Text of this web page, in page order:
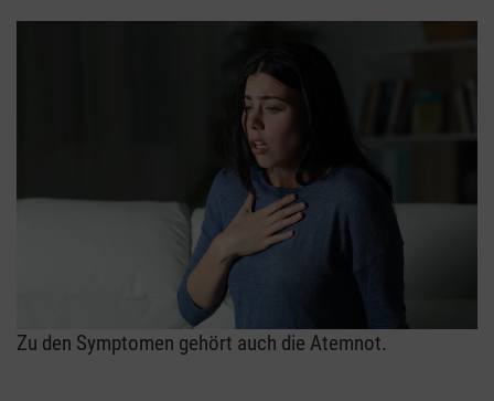
Zu den Symptomen gehört auch die Atemnot.